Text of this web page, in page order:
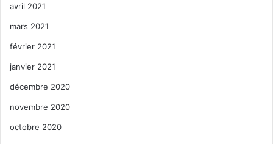
avril 2021
mars 2021
février 2021
janvier 2021
décembre 2020
novembre 2020
octobre 2020